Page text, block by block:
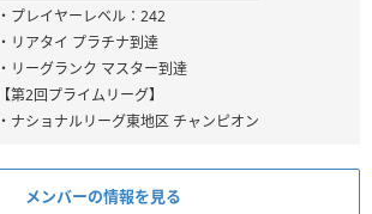
・プレイヤーレベル：242
・リアタイ プラチナ到達
・リーグランク マスター到達
【第2回プライムリーグ】
・ナショナルリーグ東地区 チャンピオン
メンバーの情報を見る